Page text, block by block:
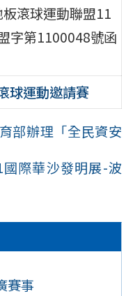
賽事
滾球運動聯盟11
字第1100048號函
球運動邀請賽
部辦理「全民資安
國際華沙發明展-波